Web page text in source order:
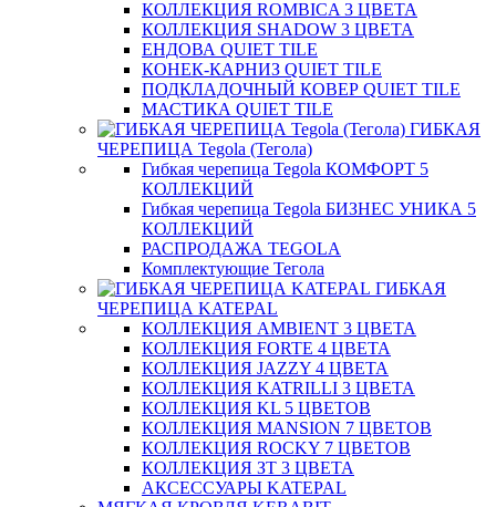
КОЛЛЕКЦИЯ ROMBICA 3 ЦВЕТА
КОЛЛЕКЦИЯ SHADOW 3 ЦВЕТА
ЕНДОВА QUIET TILE
КОНЕК-КАРНИЗ QUIET TILE
ПОДКЛАДОЧНЫЙ КОВЕР QUIET TILE
МАСТИКА QUIET TILE
ГИБКАЯ
ЧЕРЕПИЦА Tegola (Тегола)
Гибкая черепица Tegola КОМФОРТ 5
КОЛЛЕКЦИЙ
Гибкая черепица Tegola БИЗНЕС УНИКА 5
КОЛЛЕКЦИЙ
РАСПРОДАЖА TEGOLA
Комплектующие Тегола
ГИБКАЯ
ЧЕРЕПИЦА KATEPAL
КОЛЛЕКЦИЯ AMBIENT 3 ЦВЕТА
КОЛЛЕКЦИЯ FORTE 4 ЦВЕТА
КОЛЛЕКЦИЯ JAZZY 4 ЦВЕТА
КОЛЛЕКЦИЯ KATRILLI 3 ЦВЕТА
КОЛЛЕКЦИЯ KL 5 ЦВЕТОВ
КОЛЛЕКЦИЯ MANSION 7 ЦВЕТОВ
КОЛЛЕКЦИЯ ROCKY 7 ЦВЕТОВ
КОЛЛЕКЦИЯ ЗТ 3 ЦВЕТА
АКСЕССУАРЫ KATEPAL